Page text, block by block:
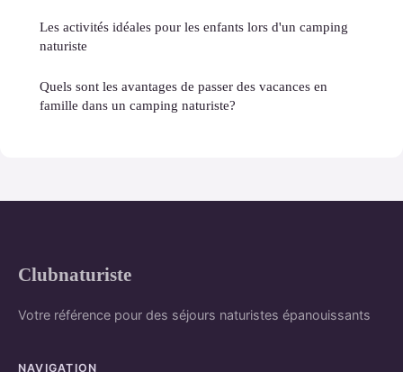
Les activités idéales pour les enfants lors d'un camping
naturiste
Quels sont les avantages de passer des vacances en
famille dans un camping naturiste?
Clubnaturiste
Votre référence pour des séjours naturistes épanouissants
NAVIGATION